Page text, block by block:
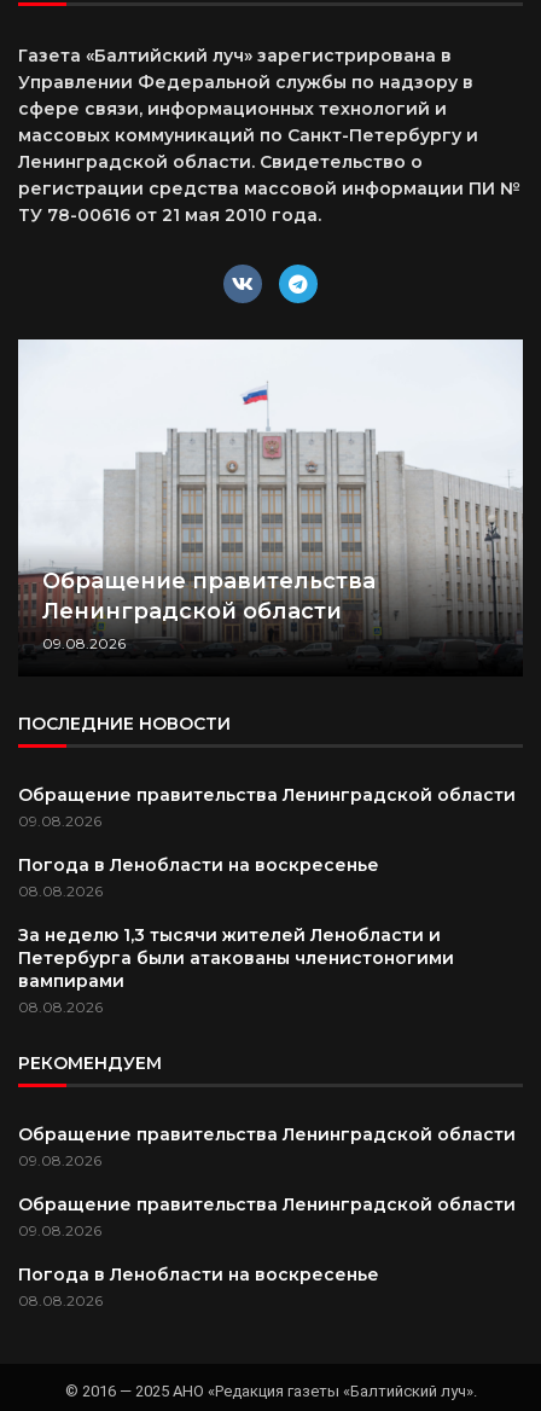
Газета «Балтийский луч» зарегистрирована в
Управлении Федеральной службы по надзору в
сфере связи, информационных технологий и
массовых коммуникаций по Санкт-Петербургу и
Ленинградской области. Свидетельство о
регистрации средства массовой информации ПИ №
ТУ 78-00616 от 21 мая 2010 года.
Обращение правительства
Ленинградской области
09.08.2026
ПОСЛЕДНИЕ НОВОСТИ
Обращение правительства Ленинградской области
09.08.2026
Погода в Ленобласти на воскресенье
08.08.2026
За неделю 1,3 тысячи жителей Ленобласти и
Петербурга были атакованы членистоногими
вампирами
08.08.2026
РЕКОМЕНДУЕМ
Обращение правительства Ленинградской области
09.08.2026
Обращение правительства Ленинградской области
09.08.2026
Погода в Ленобласти на воскресенье
08.08.2026
© 2016 — 2025 АНО «Редакция газеты «Балтийский луч».